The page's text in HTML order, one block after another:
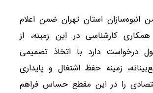
انبوه‌سازان استان تهران ضمن اعلام
کارشناسی در این زمینه، از
درخواست دارد با اتخاذ تصمیمی
زمینه حفظ اشتغال و پایداری
را در این مقطع حساس فراهم